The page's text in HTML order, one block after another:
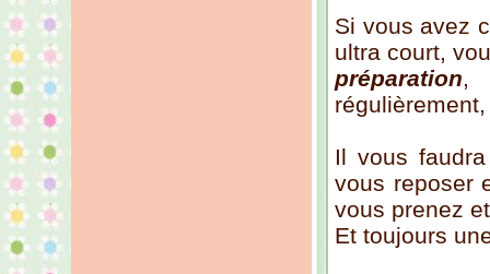
Si vous avez
ultra court,
préparation,
Il vous
vous reposer
vous prenez
Et toujours